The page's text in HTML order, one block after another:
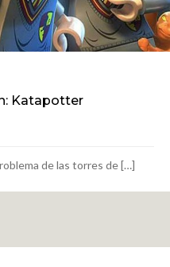
Katapotter
de las torres de […]